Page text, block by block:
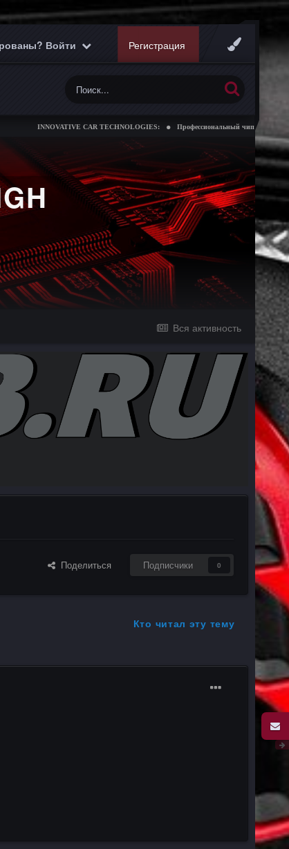
Войти Регистрация
INNOVATIVE CAR TECHNOLOGIES: Профессиональный чип тюнинг коробок
Вся активность
Поделиться Подписчики 0
Кто читал эту тему